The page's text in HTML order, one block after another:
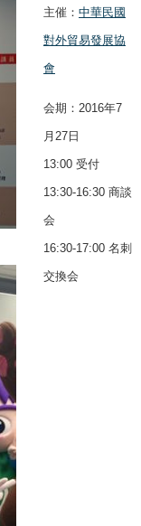
主催： 中華民國
對外貿易發展協
會
会期：2016年7
月27日
13:00 受付
13:30-16:30 商談
会
16:30-17:00 名刺
交換会